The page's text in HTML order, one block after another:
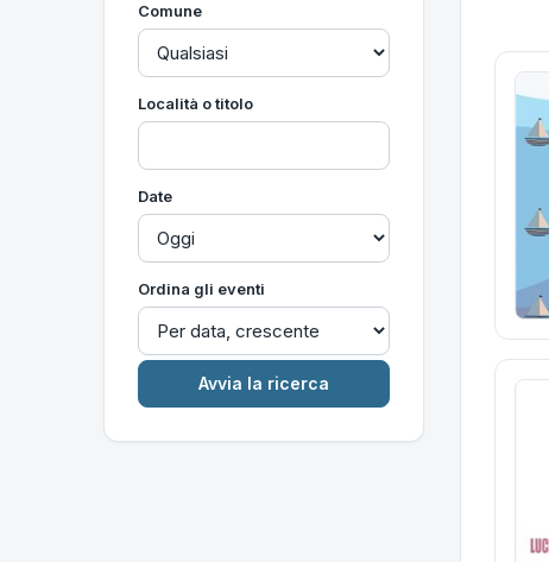
Comune
Località o titolo
Date
Ordina gli eventi